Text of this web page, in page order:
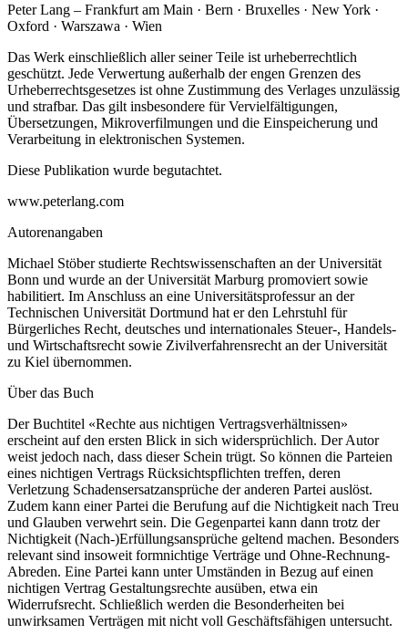
Peter Lang – Frankfurt am Main · Bern · Bruxelles · New York ·
Oxford · Warszawa · Wien
Das Werk einschließlich aller seiner Teile ist urheberrechtlich
geschützt. Jede Verwertung außerhalb der engen Grenzen des
Urheberrechtsgesetzes ist ohne Zustimmung des Verlages unzulässig
und strafbar. Das gilt insbesondere für Vervielfältigungen,
Übersetzungen, Mikroverfilmungen und die Einspeicherung und
Verarbeitung in elektronischen Systemen.
Diese Publikation wurde begutachtet.
www.peterlang.com
Autorenangaben
Michael Stöber studierte Rechtswissenschaften an der Universität
Bonn und wurde an der Universität Marburg promoviert sowie
habilitiert. Im Anschluss an eine Universitätsprofessur an der
Technischen Universität Dortmund hat er den Lehrstuhl für
Bürgerliches Recht, deutsches und internationales Steuer-, Handels-
und Wirtschaftsrecht sowie Zivilverfahrensrecht an der Universität
zu Kiel übernommen.
Über das Buch
Der Buchtitel «Rechte aus nichtigen Vertragsverhältnissen»
erscheint auf den ersten Blick in sich widersprüchlich. Der Autor
weist jedoch nach, dass dieser Schein trügt. So können die Parteien
eines nichtigen Vertrags Rücksichtspflichten treffen, deren
Verletzung Schadensersatzansprüche der anderen Partei auslöst.
Zudem kann einer Partei die Berufung auf die Nichtigkeit nach Treu
und Glauben verwehrt sein. Die Gegenpartei kann dann trotz der
Nichtigkeit (Nach-)Erfüllungsansprüche geltend machen. Besonders
relevant sind insoweit formnichtige Verträge und Ohne-Rechnung-
Abreden. Eine Partei kann unter Umständen in Bezug auf einen
nichtigen Vertrag Gestaltungsrechte ausüben, etwa ein
Widerrufsrecht. Schließlich werden die Besonderheiten bei
unwirksamen Verträgen mit nicht voll Geschäftsfähigen untersucht.